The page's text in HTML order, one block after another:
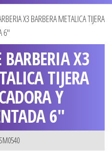
X3 BARBERA METALICA TIJERA
6″
BARBERIA X3
TIJERA
Y
6″